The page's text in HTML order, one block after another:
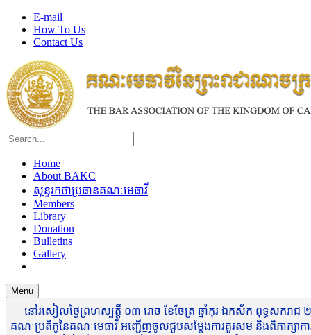
E-mail
How To Us
Contact Us
Home
About BAKC
សុន្ទរកថាប្រធានគណៈមេធាវី
Members
Library
Donation
Bulletins
Gallery
Menu
នៅរសៀលថ្ងៃព្រហស្បត្តិ៍ ០៣ រោច ខែចែត្រ ឆ្នាំកុរ ឯកស័ក ពុទ្ធសករាជ
គណៈប្រតិភូនៃគណៈមេធាវី អញ្ជើញចូលជួបសម្តែងការគួរសម និងពិភាក្សាកា